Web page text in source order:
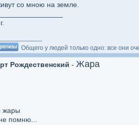
со мною на земле.
Общего у людей только одно: все они
Рождественский - Жара
жары
помню...